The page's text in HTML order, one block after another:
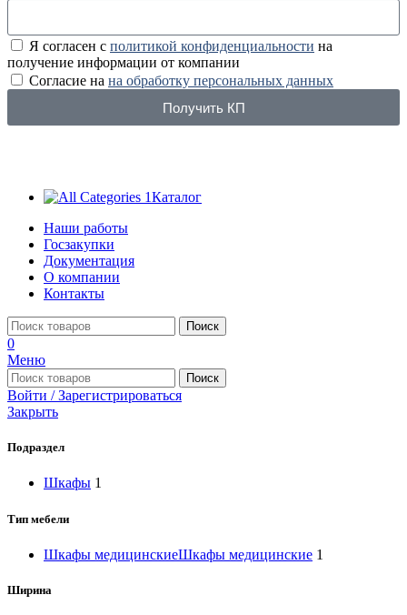
Я согласен с политикой конфиденциальности на
получение информации от компании
Согласие на на обработку персональных данных
Получить КП
Каталог
Наши работы
Госзакупки
Документация
О компании
Контакты
Поиск
0
Меню
Поиск
Войти / Зарегистрироваться
Закрыть
Подраздел
Шкафы 1
Тип мебели
Шкафы медицинскиеШкафы медицинские 1
Ширина